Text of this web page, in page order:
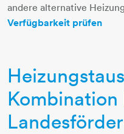
andere alternative
Verfügbarkeit prüfen
Kombination